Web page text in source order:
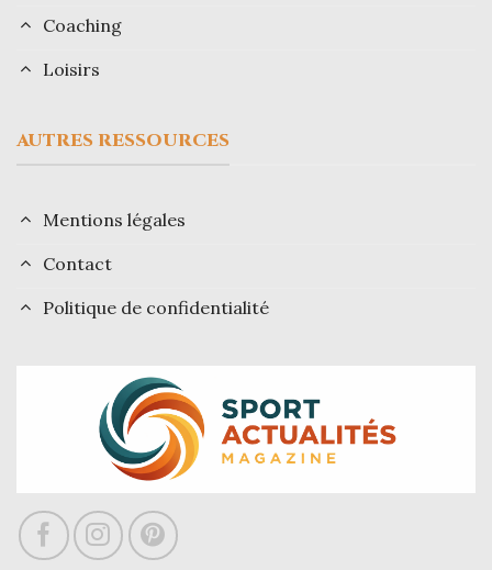
Coaching
Loisirs
AUTRES RESSOURCES
Mentions légales
Contact
Politique de confidentialité